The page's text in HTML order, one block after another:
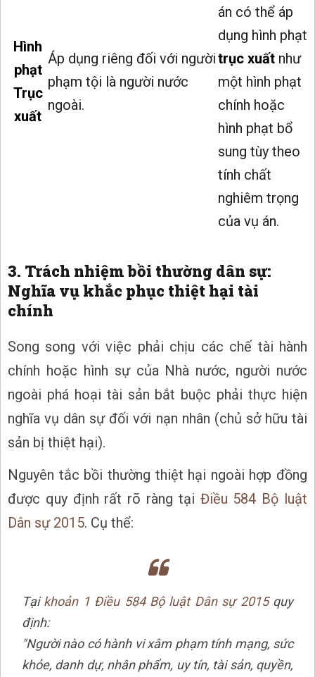
Hình
phạt
Trục
xuất
Áp dụng riêng đối với người
phạm tội là người nước
ngoài.
án có thể áp
dụng hình phạt
trục xuất như
một hình phạt
chính hoặc
hình phạt bổ
sung tùy theo
tính chất
nghiêm trọng
của vụ án.
3. Trách nhiệm bồi thường dân sự:
Nghĩa vụ khắc phục thiệt hại tài
chính
Song song với việc phải chịu các chế tài hành
chính hoặc hình sự của Nhà nước, người nước
ngoài phá hoại tài sản bắt buộc phải thực hiện
nghĩa vụ dân sự đối với nạn nhân (chủ sở hữu tài
sản bị thiệt hại).
Nguyên tắc bồi thường thiệt hại ngoài hợp đồng
được quy định rất rõ ràng tại Điều 584 Bộ luật
Dân sự 2015. Cụ thể:
Tạikhoản 1 Điều 584 Bộ luật Dân sự 2015quy
định:
"Người nào có hành vi xâm phạm tính mạng, sức
khỏe, danh dự, nhân phẩm, uy tín, tài sản, quyền,